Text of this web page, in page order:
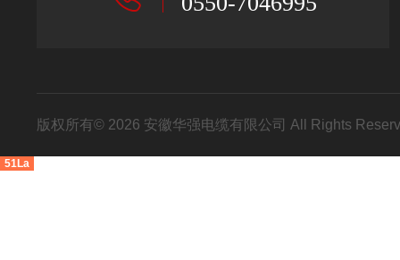
版权所有© 2026 安徽华强电缆有限公司 All Rights
51La